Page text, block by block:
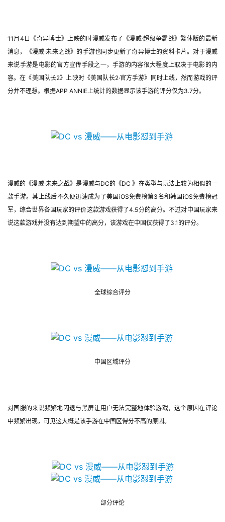
游
戏
2
0
茶
奖
会
上
11月4日《奇异博士》上映的时漫威发布了《漫威·超级争霸战》繁体版的最新
消息，《漫威·未来之战》的手游也同步更新了奇异博士的资料卡片。对于漫威
来说手游是电影的官方宣传手段之一，手游的内容很大程度上取决于电影的内
容。在《美国队长2》上映时《美国队长2·官方手游》同时上线，然而游戏的评
分并不理想。根据APP ANNIE上统计的数据显示该手游的评分仅为3.7分。
漫威的《漫威·未来之战》是漫威与DC的《DC 》在类型与玩法上较为相似的一
款手游。其上线后不久便迅速成为了美国iOS免费榜第3名和韩国iOS免费榜冠
军，综合世界各国玩家的评价这款游戏获得了4.5分的高分。不过对中国玩家来
说这款游戏并没有达到期望中的高分，该游戏在中国仅获得了3.1的评分。
全球综合评分
中国区域评分
对国服的来说频繁地闪退与黑屏让用户无法完整地体验游戏，这个原因在评论
中频繁出现，可见这大概是该手游在中国区得分不高的原因。
部分评论